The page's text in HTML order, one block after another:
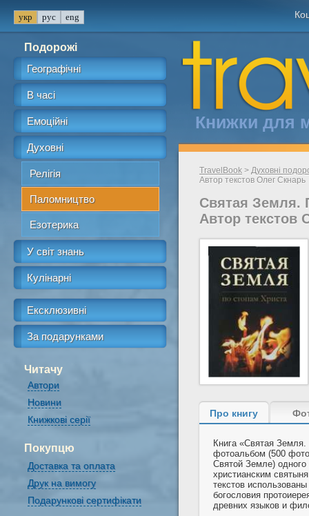
Подорожі
Географічні
В часі
Емоційні
Духовні
Релігія
Паломництво
Езотерика
У світ знань
Кулінарні
Ексклюзивні
За подарунками
Читачу
Автори
Новини
Книжкові серії
Покупцю
Доставка та оплата
Друк на вимогу
Подарункові сертифікати
Книжки для
TravelBook > Духовні
Автор текстов Олег Скнарь
Святая Земля.
Автор текстов
Про книгу
Книга «Святая
фотоальбом (500
Святой Земле)
христианским
текстов
богословия
древних языков и